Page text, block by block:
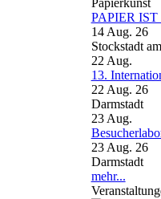
PAPIER IST
14 Aug. 26
Stockstadt
22 Aug.
13.
22 Aug. 26
Darmstadt
23 Aug.
23 Aug. 26
Darmstadt
mehr...